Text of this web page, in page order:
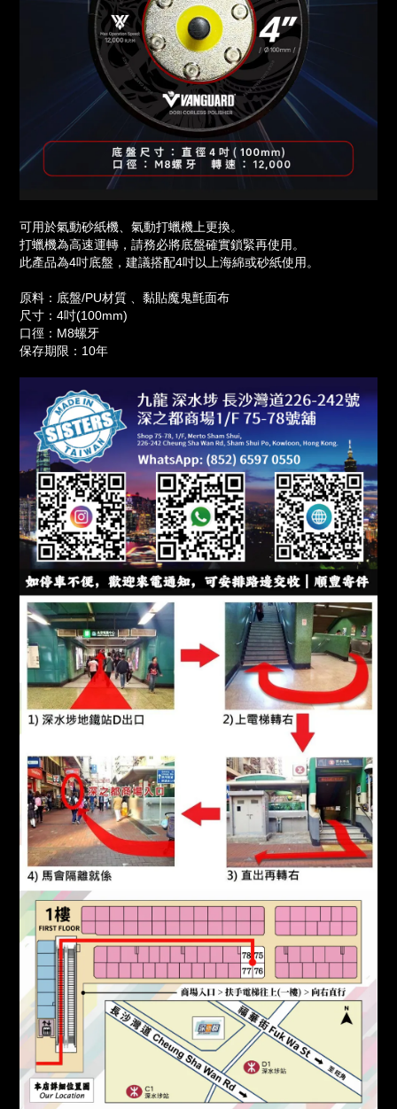
可用於氣動砂紙機、氣動打蠟機上更換。
打蠟機為高速運轉，請務必將底盤確實鎖緊再使用。
此產品為4吋底盤，建議搭配4吋以上海綿或砂紙使用。
原料：底盤/PU材質 、黏貼魔鬼氈面布
尺寸：4吋(100mm)
口徑：M8螺牙
保存期限：10年